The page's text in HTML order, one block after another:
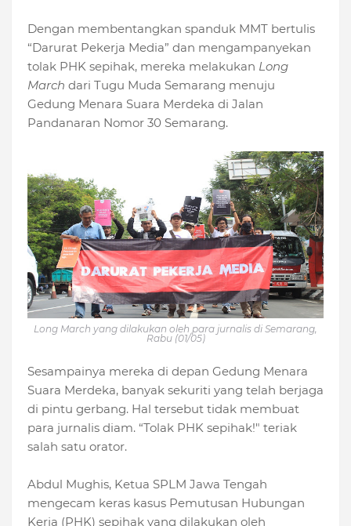
Dengan membentangkan spanduk MMT bertulis
“Darurat Pekerja Media” dan mengampanyekan
tolak PHK sepihak, mereka melakukan Long
March dari Tugu Muda Semarang menuju
Gedung Menara Suara Merdeka di Jalan
Pandanaran Nomor 30 Semarang.
Long March yang dilakukan oleh para jurnalis di Semarang,
Rabu (01/05)
Sesampainya mereka di depan Gedung Menara
Suara Merdeka, banyak sekuriti yang telah berjaga
di pintu gerbang. Hal tersebut tidak membuat
para jurnalis diam. “Tolak PHK sepihak!" teriak
salah satu orator.
Abdul Mughis, Ketua SPLM Jawa Tengah
mengecam keras kasus Pemutusan Hubungan
Kerja (PHK) sepihak yang dilakukan oleh